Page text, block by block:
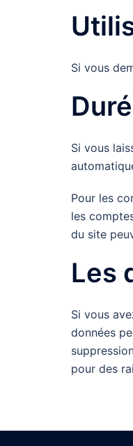
Si vous
Si vous
Pour les
les
du site
Les
Si vous
données
pour des